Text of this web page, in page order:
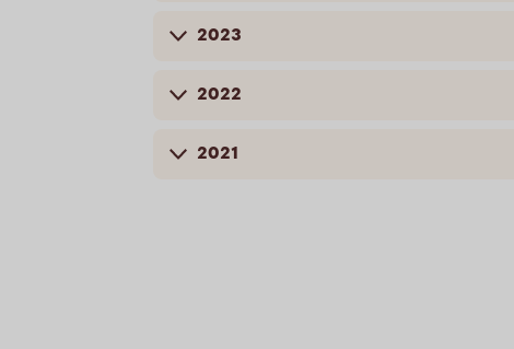
2023
2022
2021